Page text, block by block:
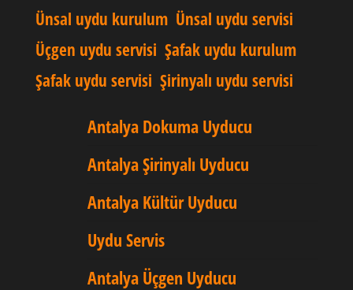
Ünsal uydu kurulum Ünsal uydu servisi
Üçgen uydu servisi Şafak uydu kurulum
Şafak uydu servisi Şirinyalı uydu servisi
Antalya Dokuma Uyducu
Antalya Şirinyalı Uyducu
Antalya Kültür Uyducu
Uydu Servis
Antalya Üçgen Uyducu